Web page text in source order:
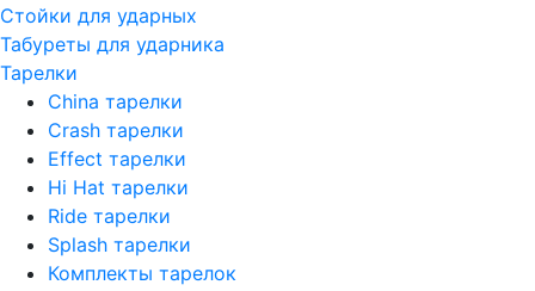
Стойки для ударных
Табуреты для ударника
Тарелки
China тарелки
Crash тарелки
Effect тарелки
Hi Hat тарелки
Ride тарелки
Splash тарелки
Комплекты тарелок